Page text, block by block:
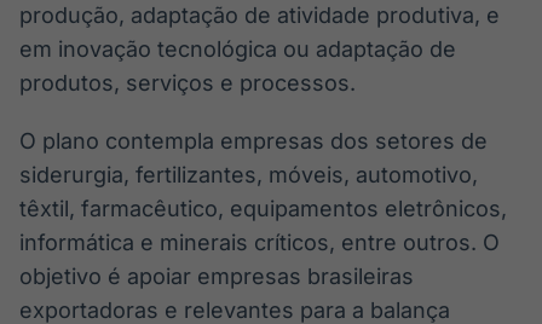
no Brasil
IA
Em breve
BroadFast
Investimentos
Em breve
de ativos
produção, adaptação de atividade produtiva, e
em inovação tecnológica ou adaptação de
produtos, serviços e processos.
O plano contempla empresas dos setores de
siderurgia, fertilizantes, móveis, automotivo,
têxtil, farmacêutico, equipamentos eletrônicos,
informática e minerais críticos, entre outros. O
objetivo é apoiar empresas brasileiras
exportadoras e relevantes para a balança